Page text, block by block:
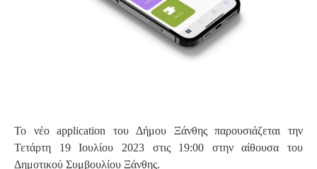
Το νέο application του Δήμου Ξάνθης παρουσιάζεται την
Τετάρτη 19 Ιουλίου 2023 στις 19:00 στην αίθουσα του
Δημοτικού Συμβουλίου Ξάνθης.